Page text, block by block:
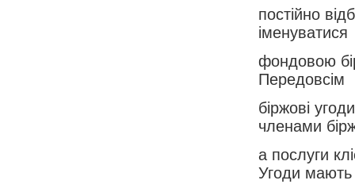
постійно
іменуватися
фондовою
Передовсім
біржові
членами
а послуги
Угоди мають